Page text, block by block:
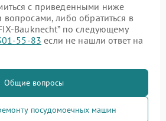
с приведенными ниже
либо обратиться в
Bauknecht” по следующему
55-83 если не нашли ответ на
Общие вопросы
посудомоечных машин